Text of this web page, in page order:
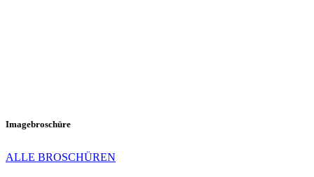
Imagebroschüre
ALLE BROSCHÜREN